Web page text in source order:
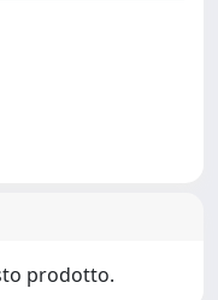
prodotto.